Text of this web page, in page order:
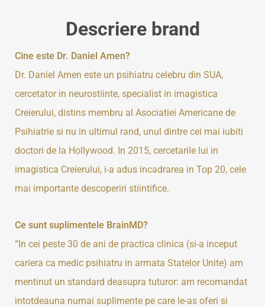
Descriere brand
Cine este Dr. Daniel Amen?
Dr. Daniel Amen este un psihiatru celebru din SUA,
cercetator in neurostiinte, specialist in imagistica
Creierului, distins membru al Asociatiei Americane de
Psihiatrie si nu in ultimul rand, unul dintre cei mai iubiti
doctori de la Hollywood. In 2015, cercetarile lui in
imagistica Creierului, i-a adus incadrarea in Top 20, cele
mai importante descoperiri stiintifice.
Ce sunt suplimentele BrainMD?
“In cei peste 30 de ani de practica clinica (si-a inceput
cariera ca medic psihiatru in armata Statelor Unite) am
mentinut un standard deasupra tuturor: am recomandat
intotdeauna numai suplimente pe care le-as oferi si